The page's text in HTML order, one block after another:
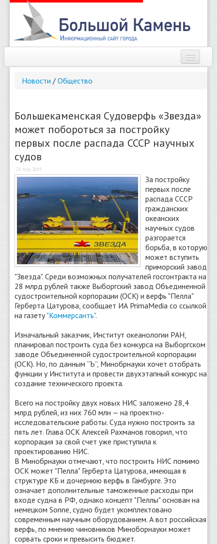
Справочник
Погода
О сайте
Найти
Новости / Общество
Большекаменская Судоверфь «Звезда»
может побороться за постройку
первых после распада СССР научных
судов
23 Апр 2019
За постройку
первых после
распада СССР
гражданских
океанских
научных судов
разгорается
борьба, в которую
может вступить
приморский завод
"Звезда". Среди возможных получателей госгонтракта на
28 млрд рублей также Выборгский завод Объединенной
судостроительной корпорации (ОСК) и верфь "Пелла"
Герберта Цатурова, сообщает ИА PrimaMedia со ссылкой
на газету"Коммерсантъ".
Изначальный заказчик, Институт океанологии РАН,
планировал построить суда без конкурса на Выборгском
заводе Объединенной судостроительной корпорации
(ОСК). Но, по данным “Ъ”, Минобрнауки хочет отобрать
функции у Института и провести двухэтапный конкурс на
создание технического проекта.
Всего на постройку двух новых НИС заложено 28,4
млрд рублей, из них 760 млн — на проектно-
исследовательские работы. Суда нужно построить за
пять лет. Глава ОСК Алексей Рахманов говорил, что
корпорация за свой счет уже приступила к
проектированию НИС.
В Минобрнауки отмечают, что построить НИС помимо
ОСК может "Пелла" Герберта Цатурова, имеющая в
структуре КБ и дочернюю верфь в Гамбурге. Это
означает дополнительные таможенные расходы при
входе судна в РФ, однако концепт "Пеллы" основан на
немецком Sonne, судно будет укомплектовано
современным научным оборудованием. А вот российская
верфь, по мнению чиновников Миноборнауки может
сорвать сроки и превысить бюджет.